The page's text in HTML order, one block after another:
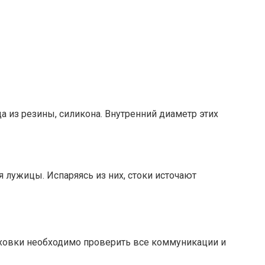
из резины, силикона. Внутренний диаметр этих
Испаряясь из них, стоки источают
необходимо проверить все коммуникации и